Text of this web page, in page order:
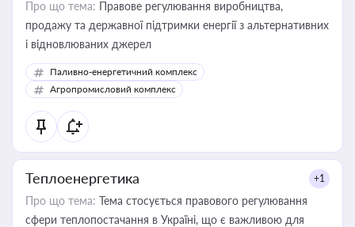
Про що тема: Правове регулювання виробництва,
продажу та державної підтримки енергії з альтернативних
і відновлюваних джерел
Паливно-енергетичний комплекс
Агропромисловий комплекс
Теплоенергетика +1
Про що тема: Тема стосується правового регулювання
сфери теплопостачання в Україні, що є важливою для